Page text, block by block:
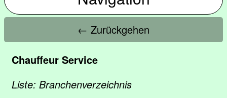
← Zurückgehen
Chauffeur Service
Liste: Branchenverzeichnis